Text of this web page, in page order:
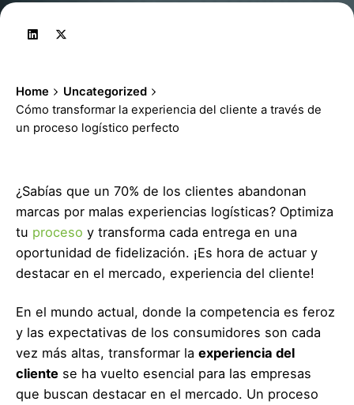
Home
Uncategorized
Cómo transformar la experiencia del cliente a través de
un proceso logístico perfecto
¿Sabías que un 70% de los clientes abandonan
marcas por malas experiencias logísticas? Optimiza
tu proceso y transforma cada entrega en una
oportunidad de fidelización. ¡Es hora de actuar y
destacar en el mercado, experiencia del cliente!
En el mundo actual, donde la competencia es feroz
y las expectativas de los consumidores son cada
vez más altas, transformar la experiencia del
cliente se ha vuelto esencial para las empresas
que buscan destacar en el mercado. Un proceso